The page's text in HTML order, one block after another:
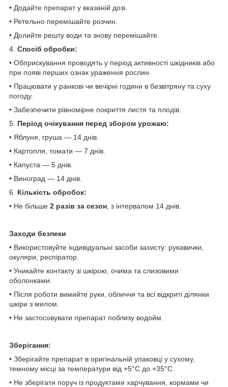
• Додайте препарат у вказаній дозі.
• Ретельно перемішайте розчин.
• Долийте решту води та знову перемішайте.
4. Спосіб обробки:
• Обприскування проводять у період активності шкідників або
при появі перших ознак ураження рослин.
• Працювати у ранкові чи вечірні години в безвітряну та суху
погоду.
• Забезпечити рівномірне покриття листя та плодів.
5. Період очікування перед збором урожаю:
• Яблуня, груша — 14 днів.
• Картопля, томати — 7 днів.
• Капуста — 5 днів.
• Виноград — 14 днів.
6. Кількість обробок:
• Не більше 2 разів за сезон , з інтервалом 14 днів.
Заходи безпеки
• Використовуйте індивідуальні засоби захисту: рукавички,
окуляри, респіратор.
• Уникайте контакту зі шкірою, очима та слизовими
оболонками.
• Після роботи вимийте руки, обличчя та всі відкриті ділянки
шкіри з милом.
• Не застосовувати препарат поблизу водойм.
Зберігання:
• Зберігайте препарат в оригінальній упаковці у сухому,
темному місці за температури від +5°C до +35°C.
• Не зберігати поруч із продуктами харчування, кормами чи